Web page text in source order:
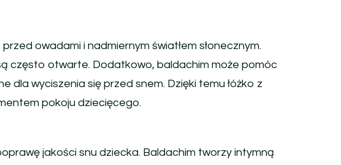
owadami i nadmiernym światłem słonecznym.
często otwarte. Dodatkowo, baldachim może pomóc
wyciszenia się przed snem. Dzięki temu łóżko z
pokoju dziecięcego.
jakości snu dziecka. Baldachim tworzy intymną